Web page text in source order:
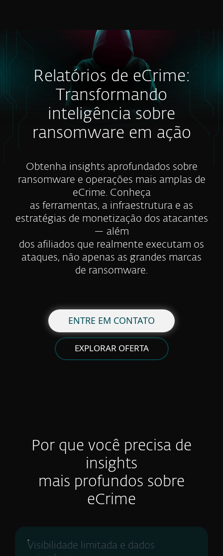
Relatórios de eCrime:
Transformando
inteligência sobre
ransomware em ação
Obtenha insights aprofundados sobre
ransomware e operações mais amplas de
eCrime. Conheça
as ferramentas, a infraestrutura e as
estratégias de monetização dos atacantes
— além
dos afiliados que realmente executam os
ataques, não apenas as grandes marcas
de ransomware.
ENTRE EM CONTATO
EXPLORAR OFERTA
Por que você precisa de
insights
mais profundos sobre
eCrime
Visibilidade limitada e dados